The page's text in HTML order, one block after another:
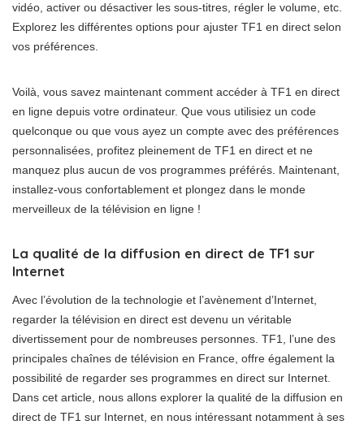
vidéo, activer ou désactiver les sous-titres, régler le volume, etc.
Explorez les différentes options pour ajuster TF1 en direct selon
vos préférences.
Voilà, vous savez maintenant comment accéder à TF1 en direct
en ligne depuis votre ordinateur. Que vous utilisiez un code
quelconque ou que vous ayez un compte avec des préférences
personnalisées, profitez pleinement de TF1 en direct et ne
manquez plus aucun de vos programmes préférés. Maintenant,
installez-vous confortablement et plongez dans le monde
merveilleux de la télévision en ligne !
La qualité de la diffusion en direct de TF1 sur
Internet
Avec l’évolution de la technologie et l’avènement d’Internet,
regarder la télévision en direct est devenu un véritable
divertissement pour de nombreuses personnes. TF1, l’une des
principales chaînes de télévision en France, offre également la
possibilité de regarder ses programmes en direct sur Internet.
Dans cet article, nous allons explorer la qualité de la diffusion en
direct de TF1 sur Internet, en nous intéressant notamment à ses